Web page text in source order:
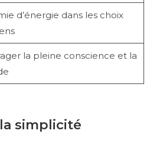
d’énergie dans les choix
la pleine conscience et la
simplicité